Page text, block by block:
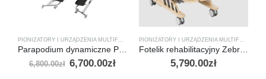
6,800.00zł 6,700.00zł 5,790.00zł